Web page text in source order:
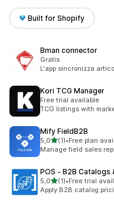
Built for Shopify
Bman connector
Gratis
L'app sincronizza
Kori TCG Manager
Free trial available
TCG listings with
Mify FieldB2B
5,0/ 5 tähteä
(1)
1 arvostelua yhteensä
•Free plan
Manage field sales
POS ‑ B2B Catalogs
5,0/ 5 tähteä
(1)
1 arvostelua yhteensä
•Free trial
Apply B2B catalog